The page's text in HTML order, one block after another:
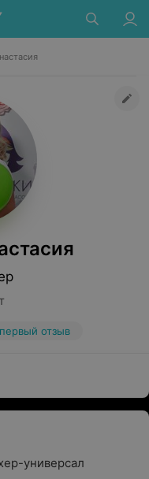
отзыв
универсал